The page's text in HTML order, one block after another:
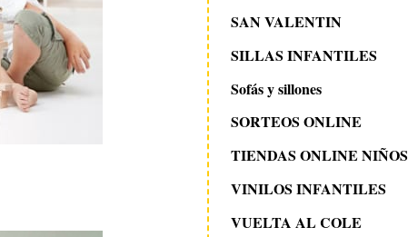
SAN VALENTIN
SILLAS INFANTILES
Sofás y sillones
SORTEOS ONLINE
TIENDAS ONLINE NIÑOS
VINILOS INFANTILES
VUELTA AL COLE